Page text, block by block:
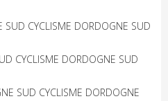
CYCLISME DORDOGNE SUD
CYCLISME DORDOGNE SUD
SUD CYCLISME DORDOGNE